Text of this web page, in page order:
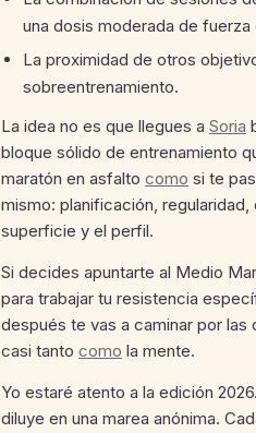
una dosis moderada de
La proximidad de otros
sobreentrenamiento.
La idea no es que llegues a Soria
bloque sólido de entrenamiento
maratón en asfalto como si te
mismo: planificación,
superficie y el perfil.
Si decides apuntarte al Medio
para trabajar tu resistencia
después te vas a caminar por las
casi tanto como la mente.
Yo estaré atento a la edición 2026.
diluye en una marea anónima.